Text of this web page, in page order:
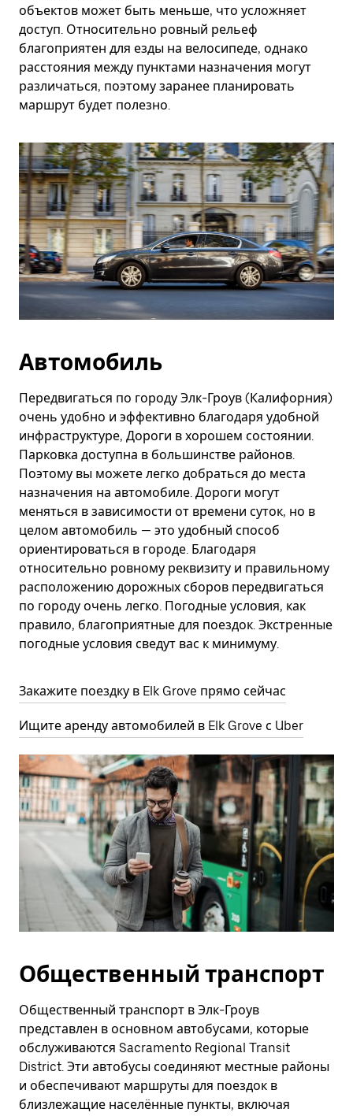
объектов может быть меньше, что усложняет
доступ. Относительно ровный рельеф
благоприятен для езды на велосипеде, однако
расстояния между пунктами назначения могут
различаться, поэтому заранее планировать
маршрут будет полезно.
Автомобиль
Передвигаться по городу Элк-Гроув (Калифорния)
очень удобно и эффективно благодаря удобной
инфраструктуре, Дороги в хорошем состоянии.
Парковка доступна в большинстве районов.
Поэтому вы можете легко добраться до места
назначения на автомобиле. Дороги могут
меняться в зависимости от времени суток, но в
целом автомобиль — это удобный способ
ориентироваться в городе. Благодаря
относительно ровному реквизиту и правильному
расположению дорожных сборов передвигаться
по городу очень легко. Погодные условия, как
правило, благоприятные для поездок. Экстренные
погодные условия сведут вас к минимуму.
Закажите поездку в Elk Grove прямо сейчас
Ищите аренду автомобилей в Elk Grove с Uber
Общественный транспорт
Общественный транспорт в Элк-Гроув
представлен в основном автобусами, которые
обслуживаются Sacramento Regional Transit
District. Эти автобусы соединяют местные районы
и обеспечивают маршруты для поездок в
близлежащие населённые пункты, включая